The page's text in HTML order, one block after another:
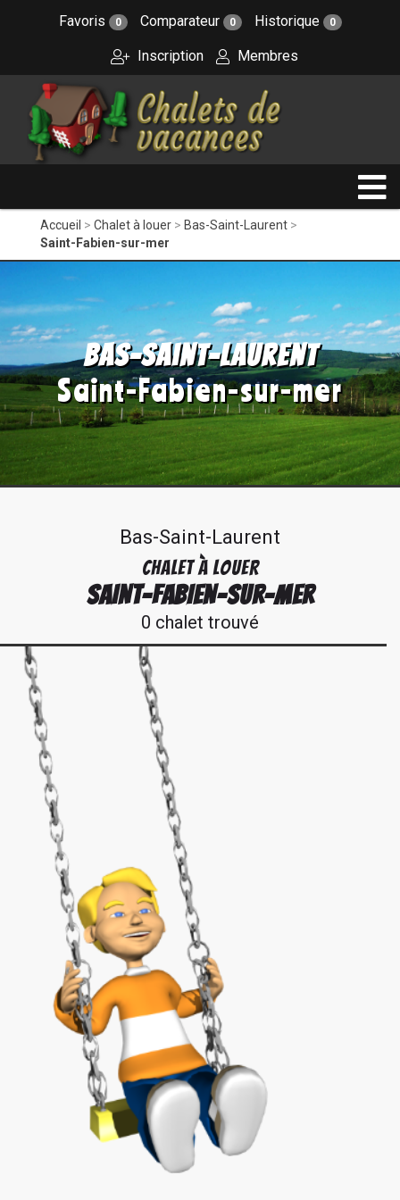
Favoris 0 Comparateur 0 Historique 0
Inscription Membres
Accueil Chalet à louer
Bas-Saint-Laurent
Saint-Fabien-sur-mer
Bas-Saint-Laurent
Saint-Fabien-sur-mer
Bas-Saint-Laurent
CHALET À LOUER
SAINT-FABIEN-SUR-MER
0 chalet trouvé